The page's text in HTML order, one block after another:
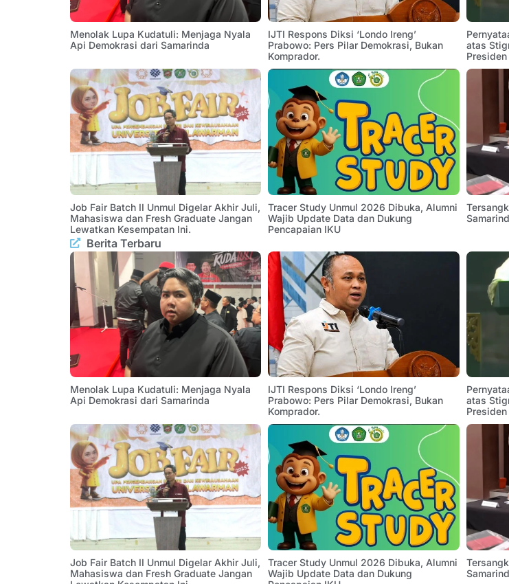
Menolak Lupa Kudatuli: Menjaga Nyala
Api Demokrasi dari Samarinda
IJTI Respons Diksi ‘Londo Ireng’
Prabowo: Pers Pilar Demokrasi, Bukan
Komprador.
atas
Presiden
Job Fair Batch II Unmul Digelar Akhir Juli,
Mahasiswa dan Fresh Graduate Jangan
Lewatkan Kesempatan Ini.
Tracer Study Unmul 2026 Dibuka, Alumni
Wajib Update Data dan Dukung
Pencapaian IKU
Berita Terbaru
Menolak Lupa Kudatuli: Menjaga Nyala
Api Demokrasi dari Samarinda
IJTI Respons Diksi ‘Londo Ireng’
Prabowo: Pers Pilar Demokrasi, Bukan
Komprador.
atas
Presiden
Job Fair Batch II Unmul Digelar Akhir Juli,
Mahasiswa dan Fresh Graduate Jangan
Tracer Study Unmul 2026 Dibuka, Alumni
Wajib Update Data dan Dukung